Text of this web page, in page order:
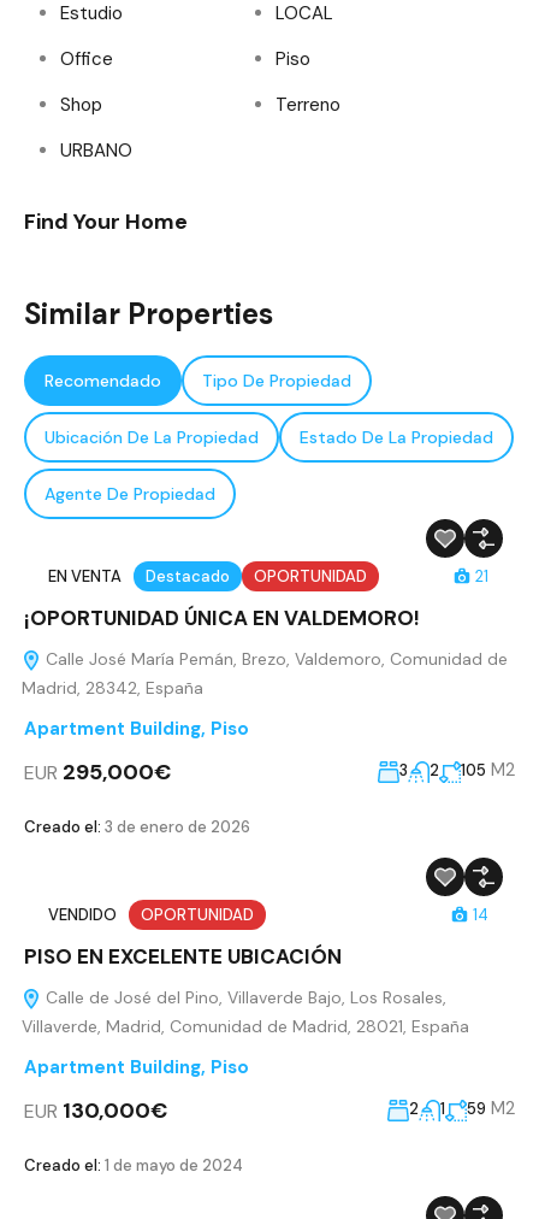
Estudio
LOCAL
Office
Piso
Shop
Terreno
URBANO
Find Your Home
Similar Properties
Recomendado Tipo De Propiedad
Ubicación De La Propiedad Estado De La Propiedad
Agente De Propiedad
EN VENTA Destacado OPORTUNIDAD 21
¡OPORTUNIDAD ÚNICA EN VALDEMORO!
Calle José María Pemán, Brezo, Valdemoro, Comunidad de
Madrid, 28342, España
Apartment Building, Piso
EUR 295,000€ 3 2 105 M2
Creado el: 3 de enero de 2026
VENDIDO OPORTUNIDAD 14
PISO EN EXCELENTE UBICACIÓN
Calle de José del Pino, Villaverde Bajo, Los Rosales,
Villaverde, Madrid, Comunidad de Madrid, 28021, España
Apartment Building, Piso
EUR 130,000€ 2 1 59 M2
Creado el: 1 de mayo de 2024